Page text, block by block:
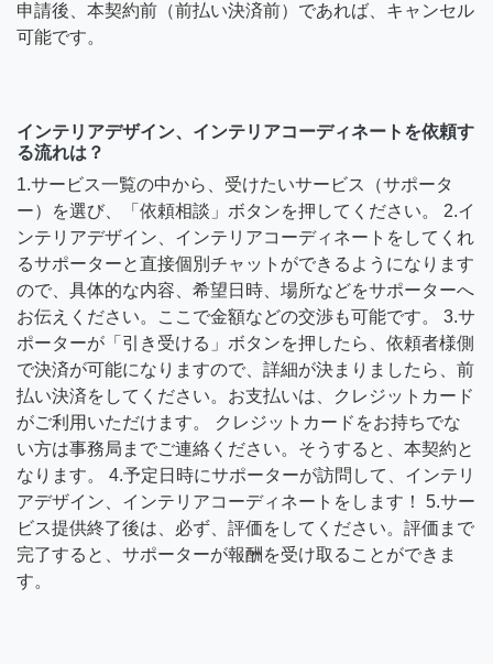
申請後、本契約前（前払い決済前）であれば、キャンセル
可能です。
インテリアデザイン、インテリアコーディネートを依頼す
る流れは？
1.サービス一覧の中から、受けたいサービス（サポータ
ー）を選び、「依頼相談」ボタンを押してください。 2.イ
ンテリアデザイン、インテリアコーディネートをしてくれ
るサポーターと直接個別チャットができるようになります
ので、具体的な内容、希望日時、場所などをサポーターへ
お伝えください。ここで金額などの交渉も可能です。 3.サ
ポーターが「引き受ける」ボタンを押したら、依頼者様側
で決済が可能になりますので、詳細が決まりましたら、前
払い決済をしてください。お支払いは、クレジットカード
がご利用いただけます。 クレジットカードをお持ちでな
い方は事務局までご連絡ください。そうすると、本契約と
なります。 4.予定日時にサポーターが訪問して、インテリ
アデザイン、インテリアコーディネートをします！ 5.サー
ビス提供終了後は、必ず、評価をしてください。評価まで
完了すると、サポーターが報酬を受け取ることができま
す。